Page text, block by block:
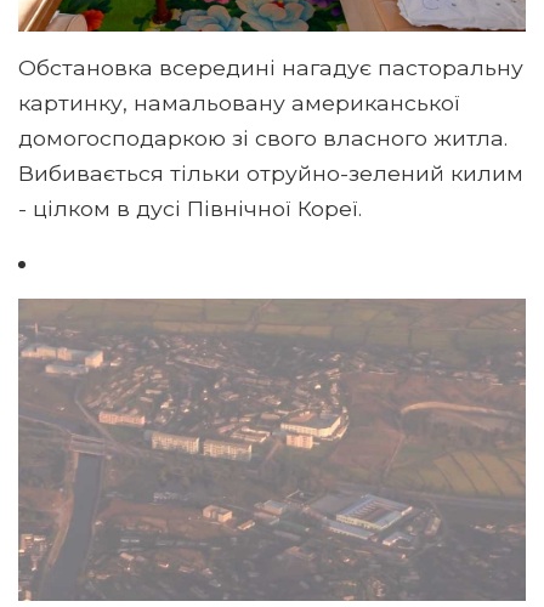
Обстановка всередині нагадує пасторальну
картинку, намальовану американської
домогосподаркою зі свого власного житла.
Вибивається тільки отруйно-зелений килим
- цілком в дусі Північної Кореї.